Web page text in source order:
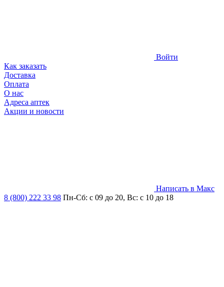
Войти
Как заказать
Доставка
Оплата
О нас
Адреса аптек
Акции и новости
Написать в Макс
8 (800) 222 33 98 Пн-Сб: с 09 до 20, Вс: с 10 до 18